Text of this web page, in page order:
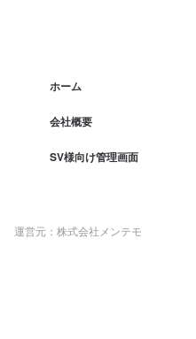
ホーム
会社概要
SV様向け管理画面
運営元：株式会社メンテモ